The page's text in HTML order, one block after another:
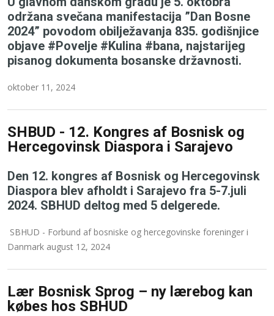
održana svečana manifestacija ”Dan Bosne
2024” povodom obilježavanja 835. godišnjice
objave #Povelje #Kulina #bana, najstarijeg
pisanog dokumenta bosanske državnosti.
oktober 11, 2024
SHBUD - 12. Kongres af Bosnisk og
Hercegovinsk Diaspora i Sarajevo
Den 12. kongres af Bosnisk og Hercegovinsk
Diaspora blev afholdt i Sarajevo fra 5-7.juli
2024. SBHUD deltog med 5 delgerede.
SBHUD - Forbund af bosniske og hercegovinske foreninger i
Danmark august 12, 2024
Lær Bosnisk Sprog – ny lærebog kan
købes hos SBHUD